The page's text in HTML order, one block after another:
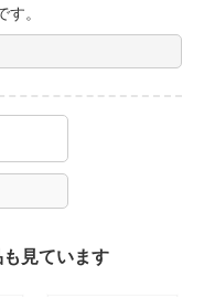
。
見ています